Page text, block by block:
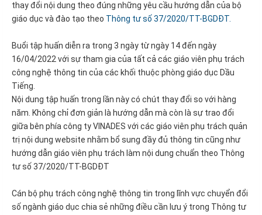
thay đổi nội dung theo đúng những yêu cầu hướng dẫn của bộ
giáo dục và đào tạo theo Thông tư số 37/2020/TT-BGDĐT.
Buổi tập huấn diễn ra trong 3 ngày từ ngày 14 đến ngày
16/04/2022 với sự tham gia của tất cả các giáo viên phụ trách
công nghệ thông tin của các khối thuộc phòng giáo dục Dầu
Tiếng.
Nội dung tập huấn trong lần này có chút thay đổi so với hàng
năm. Không chỉ đơn giản là hướng dẫn mà còn là sự trao đổi
giữa bên phía công ty VINADES với các giáo viên phụ trách quản
trị nội dung website nhằm bổ sung đầy đủ thông tin cũng như
hướng dẫn giáo viên phụ trách làm nội dung chuẩn theo Thông
tư số 37/2020/TT-BGDĐT
Cán bộ phụ trách công nghệ thông tin trong lĩnh vực chuyển đổi
số ngành giáo dục chia sẻ những điều cần lưu ý trong Thông tư